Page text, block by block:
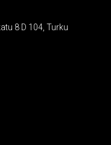
8 D 104, Turku